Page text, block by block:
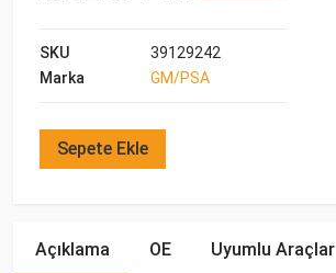
SKU
39129242
Marka
GM/PSA
Sepete Ekle
Açıklama OE Uyumlu Araçlar